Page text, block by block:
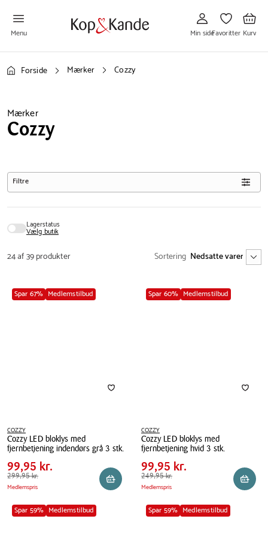
Menu
til
Min
side
Min side
til
Favoritter
Favoritter
til
Kurv
Kurv
Forside Mærker Cozzy
Mærker
Cozzy
Filtre
Lagerstatus
Vælg butik
24 af 39 produkter Sortering
Spar 67% Medlemstilbud
COZZY
Cozzy LED bloklys med
fjernbetjening indendørs grå 3 stk.
Cozzy
LED
bloklys
med
fjernbetjening
Pris
tabel
Pris
99,95 kr.
Spar
200,00 kr.
Førpris
99,95 kr.
299,95 kr.
Medlemspris Reservér i butik
Spar 60% Medlemstilbud
COZZY
Cozzy LED bloklys med
fjernbetjening hvid 3 stk.
Cozzy
LED
bloklys
med
fjernbetjening
Pris
tabel
Pris
99,95 kr.
Spar
150,00 kr.
Førpris
99,95 kr.
249,95 kr.
Medlemspris
Spar 59% Medlemstilbud Spar 59% Medlemstilbud